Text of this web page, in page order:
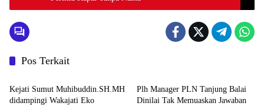
Pos Terkait
Berita
Kejati Sumut Muhibuddin.SH.MH
didampingi Wakajati Eko
Plh Manager PLN Tanjung Balai
Dinilai Tak Memuaskan Jawaban